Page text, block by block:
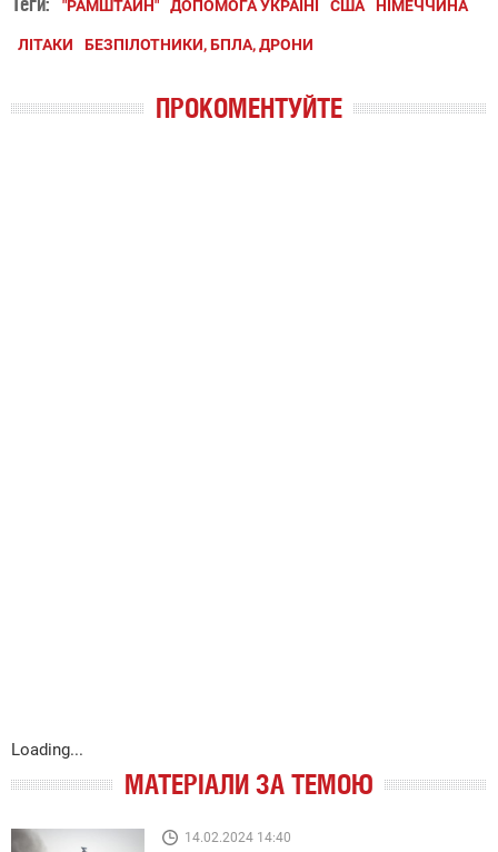
"РАМШТАЙН" ДОПОМОГА УКРАЇНІ США НІМЕЧЧИНА
ЛІТАКИ БЕЗПІЛОТНИКИ, БПЛА, ДРОНИ
ПРОКОМЕНТУЙТЕ
Loading...
МАТЕРІАЛИ ЗА ТЕМОЮ
14.02.2024 14:40